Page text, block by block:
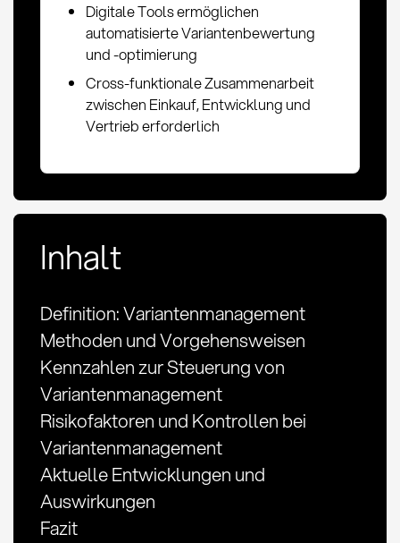
Digitale Tools ermöglichen
automatisierte Variantenbewertung
und -optimierung
Cross-funktionale Zusammenarbeit
zwischen Einkauf, Entwicklung und
Vertrieb erforderlich
Inhalt
Definition: Variantenmanagement
Methoden und Vorgehensweisen
Kennzahlen zur Steuerung von
Variantenmanagement
Risikofaktoren und Kontrollen bei
Variantenmanagement
Aktuelle Entwicklungen und
Auswirkungen
Fazit